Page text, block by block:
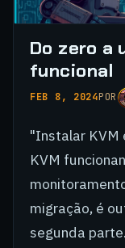
Do zero a
funcional
FEB 8, 2024POR
"Instalar KVM
KVM
migração, é
segunda